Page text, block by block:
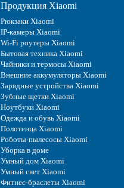
Продукция Xiaomi
Рюкзаки Xiaomi
IP-камеры Xiaomi
Wi-Fi роутеры Xiaomi
Бытовая техника Xiaomi
Чайники и термосы Xiaomi
Внешние аккумуляторы Xiaomi
Зарядные устройства Xiaomi
Зубные щетки Xiaomi
Ноутбуки Xiaomi
Одежда и обувь Xiaomi
Полотенца Xiaomi
Роботы-пылесосы Xiaomi
Уборка в доме
Умный дом Xiaomi
Умный свет Xiaomi
Фитнес-браслеты Xiaomi